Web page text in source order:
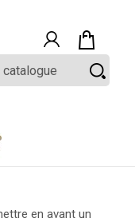
en avant un